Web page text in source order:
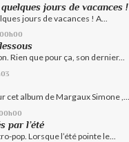
jours de vacances !
jours de vacances ! A...
00h00
Rien que pour ça, son dernier...
cet album de Margaux Simone ,...
par l’été
pop. Lorsque l’été pointe le...